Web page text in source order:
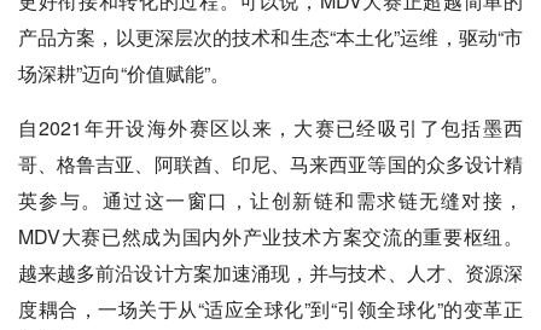
产品方案，以更深层次的技术和生态“本土化”运维，驱动“市
场深耕”迈向“价值赋能”。
自2021年开设海外赛区以来，大赛已经吸引了包括墨西
哥、格鲁吉亚、阿联酋、印尼、马来西亚等国的众多设计精
英参与。通过这一窗口，让创新链和需求链无缝对接，
MDV大赛已然成为国内外产业技术方案交流的重要枢纽。
越来越多前沿设计方案加速涌现，并与技术、人才、资源深
度耦合，一场关于从“适应全球化”到“引领全球化”的变革正